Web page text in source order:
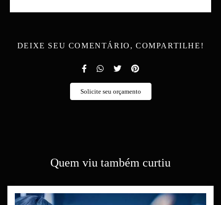
DEIXE SEU COMENTÁRIO, COMPARTILHE!
Solicite seu orçamento
Quem viu também curtiu